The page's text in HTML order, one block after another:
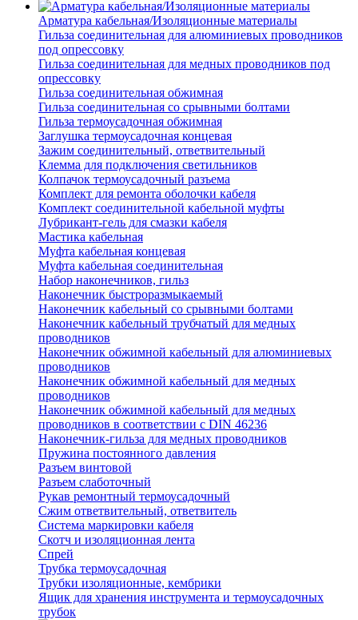
Арматура кабельная/Изоляционные материалы
Гильза соединительная для алюминиевых проводников
под опрессовку
Гильза соединительная для медных проводников под
опрессовку
Гильза соединительная обжимная
Гильза соединительная со срывными болтами
Гильза термоусадочная обжимная
Заглушка термоусадочная концевая
Зажим соединительный, ответвительный
Клемма для подключения светильников
Колпачок термоусадочный разъема
Комплект для ремонта оболочки кабеля
Комплект соединительной кабельной муфты
Лубрикант-гель для смазки кабеля
Мастика кабельная
Муфта кабельная концевая
Муфта кабельная соединительная
Набор наконечников, гильз
Наконечник быстроразмыкаемый
Наконечник кабельный со срывными болтами
Наконечник кабельный трубчатый для медных
проводников
Наконечник обжимной кабельный для алюминиевых
проводников
Наконечник обжимной кабельный для медных
проводников
Наконечник обжимной кабельный для медных
проводников в соответствии с DIN 46236
Наконечник-гильза для медных проводников
Пружина постоянного давления
Разъем винтовой
Разъем слаботочный
Рукав ремонтный термоусадочный
Сжим ответвительный, ответвитель
Система маркировки кабеля
Скотч и изоляционная лента
Спрей
Трубка термоусадочная
Трубки изоляционные, кембрики
Ящик для хранения инструмента и термоусадочных
трубок